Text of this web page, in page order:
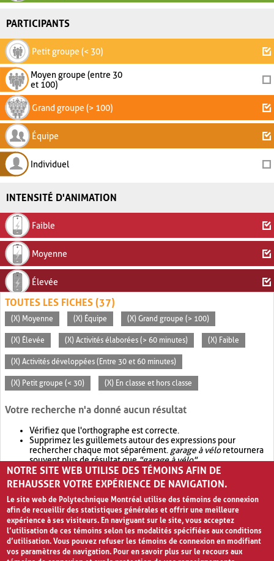
PARTICIPANTS
Petit groupe (< 30)
Moyen groupe (entre 30
et 100)
Grand groupe (> 100)
Équipe
Individuel
INTENSITÉ D'ANIMATION
Faible
Moyenne
Élevée
TOUTES LES FICHES (37)
(X) Moyenne (X) Équipe (X) Grand groupe (> 100)
(X) Élevée (X) Activités élaborées (> 60 minutes) (X) Faible
(X) Activités développées (Entre 30 et 60 minutes)
(X) Petit groupe (< 30) (X) En classe et hors classe
Votre recherche n'a donné aucun résultat
Vérifiez que l'orthographe est correcte.
Supprimez les guillemets autour des expressions pour
rechercher chaque mot séparément. garage à véloretournera
souvent plus de résultat que"garage à vélo".
Envisagez d'élargir votre recherche avec OR.garage OR vélo
retournera souvent plus de résultat quegarage à vélo
NOTRE SITE WEB UTILISE DES TÉMOINS AFIN DE
REHAUSSER VOTRE EXPÉRIENCE DE NAVIGATION.
Le site web de Polytechnique Montréal utilise des témoins de connexion
afin de recueillir des statistiques générales et offrir une meilleure
expérience à ses visiteurs. En naviguant sur le site, vous acceptez
l’utilisation de ces témoins selon les modalités spécifiées aux conditions
d’utilisation. Vous pouvez refuser les témoins de connexion en modifiant
vos paramètres de navigation. Pour en savoir plus sur le recours aux